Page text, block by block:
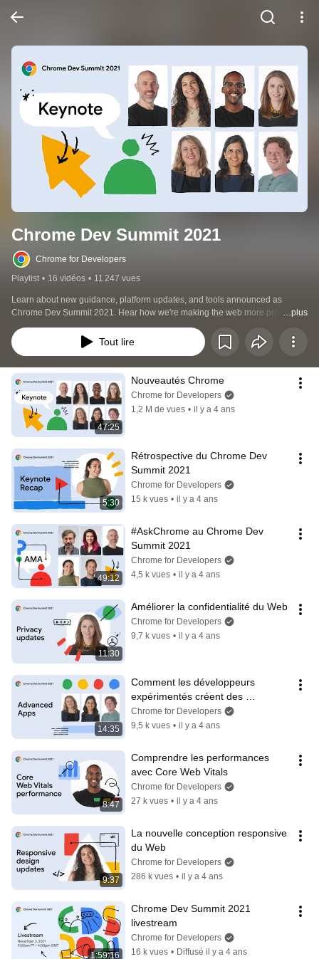
Chrome Dev Summit 2021
Chrome for Developers
Playlist • 16 vidéos • 11 247 vues
Learn about new guidance, platform updates, and tools announced as
Chrome Dev Summit 2021. Hear how we're making the web more private
and how developers are making the most of the web's advanced capabilities.
…plus
Tout lire
47:25
Nouveautés Chrome
Chrome for Developers
1,2 M de vues • il y a 4 ans
5:30
Rétrospective du Chrome Dev
Summit 2021
Chrome for Developers
15 k vues • il y a 4 ans
49:12
#AskChrome au Chrome Dev
Summit 2021
Chrome for Developers
4,5 k vues • il y a 4 ans
11:30
Améliorer la confidentialité du Web
Chrome for Developers
9,7 k vues • il y a 4 ans
14:35
Comment les développeurs
expérimentés créent des
expériences web innovantes
Chrome for Developers
9,5 k vues • il y a 4 ans
8:47
Comprendre les performances
avec Core Web Vitals
Chrome for Developers
27 k vues • il y a 4 ans
9:37
La nouvelle conception responsive
du Web
Chrome for Developers
286 k vues • il y a 4 ans
1:59:16
Chrome Dev Summit 2021
livestream
Chrome for Developers
16 k vues • Diffusé il y a 4 ans